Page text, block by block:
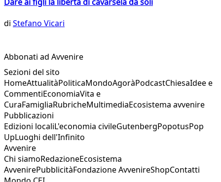
di Stefano Vicari
Abbonati ad Avvenire
Sezioni del sito
HomeAttualitàPoliticaMondoAgoràPodcastChiesaIdee e
CommentiEconomiaVita e
CuraFamigliaRubricheMultimediaEcosistema avvenire
Pubblicazioni
Edizioni localiL'economia civileGutenbergPopotusPop
UpLuoghi dell'Infinito
Avvenire
Chi siamoRedazioneEcosistema
AvvenirePubblicitàFondazione AvvenireShopContatti